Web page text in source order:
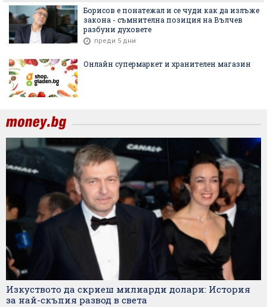
Борисов е понатежал и се чуди как да излъже
закона - съмнителна позиция на Вълчев
разбуни духовете
преди 5 дни
Онлайн супермаркет и хранителен магазин
Изкуството да скриеш милиарди долари: История
за най-скъпия развод в света